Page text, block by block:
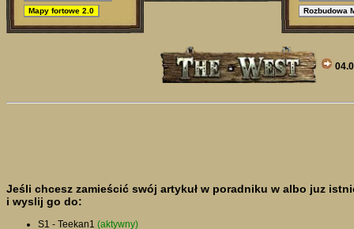
Mapy fortowe 2.0
Rozbudowa
Jeśli chcesz zamieścić swój artykuł w poradniku w albo juz
i wyslij go do:
S1 - Teekan1 (aktywny)